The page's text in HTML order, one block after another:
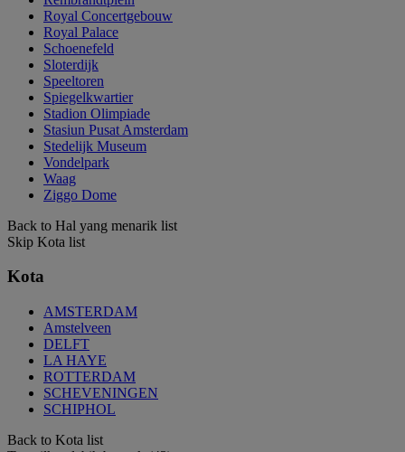
Royal Concertgebouw
Royal Palace
Schoenefeld
Sloterdijk
Speeltoren
Spiegelkwartier
Stadion Olimpiade
Stasiun Pusat Amsterdam
Stedelijk Museum
Vondelpark
Waag
Ziggo Dome
Back to Hal yang menarik list
Skip Kota list
Kota
AMSTERDAM
Amstelveen
DELFT
LA HAYE
ROTTERDAM
SCHEVENINGEN
SCHIPHOL
Back to Kota list